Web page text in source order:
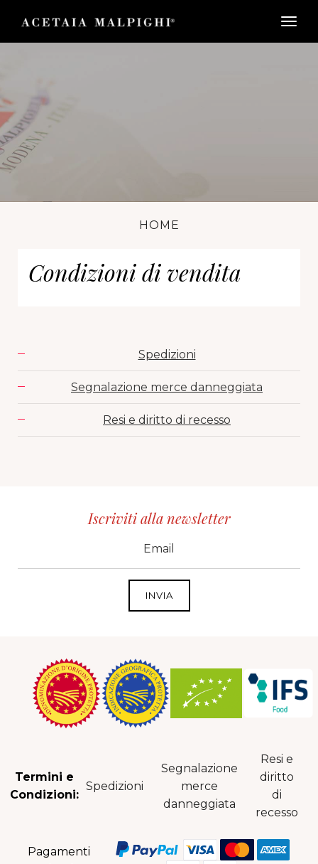
HOME
Condizioni di vendita
Spedizioni
Segnalazione merce danneggiata
Resi e diritto di recesso
Iscriviti alla newsletter
Termini e
Condizioni:
Spedizioni
Segnalazione
merce
danneggiata
Resi e
diritto
di
recesso
Pagamenti